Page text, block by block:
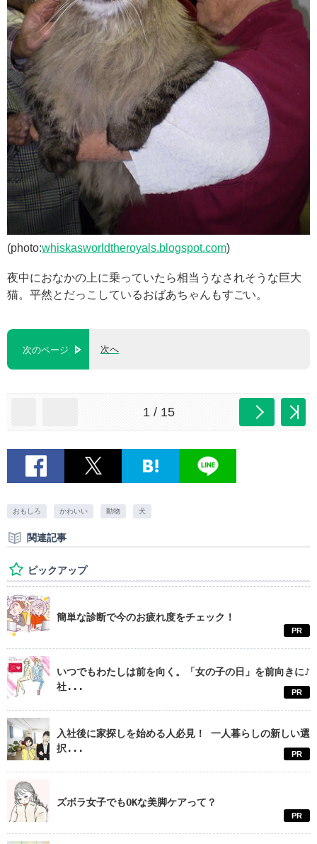
(photo:whiskasworldtheroyals.blogspot.com)
夜中におなかの上に乗っていたら相当うなされそうな巨大
猫。平然とだっこしているおばあちゃんもすごい。
次のページ 次へ
1 / 15
おもしろ かわいい 動物 犬
関連記事
ピックアップ
簡単な診断で今のお疲れ度をチェック！
PR
いつでもわたしは前を向く。「女の子の日」を前向きに♪
社...
PR
入社後に家探しを始める人必見！ 一人暮らしの新しい選
択...
PR
ズボラ女子でもOKな美脚ケアって？
PR